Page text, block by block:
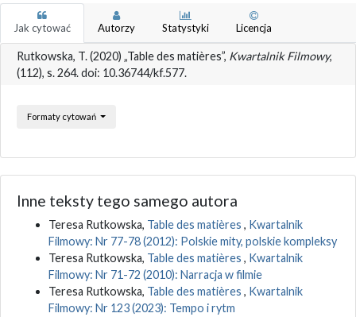
Jak cytować Autorzy Statystyki Licencja
Rutkowska, T. (2020) „Table des matières”, Kwartalnik Filmowy,
(112), s. 264. doi: 10.36744/kf.577.
Formaty cytowań
Inne teksty tego samego autora
Teresa Rutkowska, Table des matières , Kwartalnik
Filmowy: Nr 77-78 (2012): Polskie mity, polskie kompleksy
Teresa Rutkowska, Table des matières , Kwartalnik
Filmowy: Nr 71-72 (2010): Narracja w filmie
Teresa Rutkowska, Table des matières , Kwartalnik
Filmowy: Nr 123 (2023): Tempo i rytm